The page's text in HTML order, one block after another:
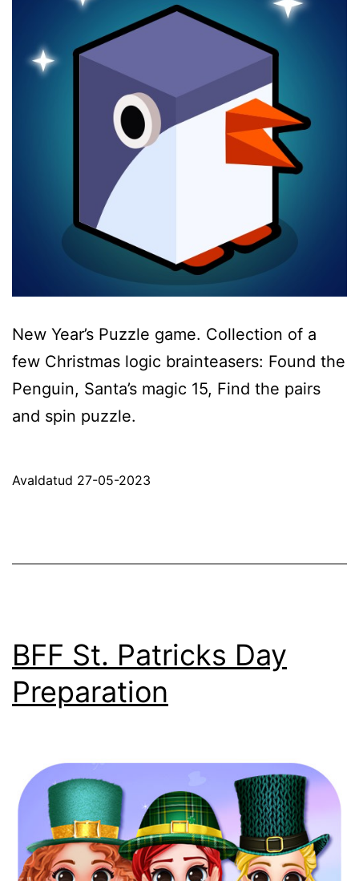
New Year’s Puzzle game. Collection of a
few Christmas logic brainteasers: Found the
Penguin, Santa’s magic 15, Find the pairs
and spin puzzle.
Avaldatud 27-05-2023
BFF St. Patricks Day
Preparation